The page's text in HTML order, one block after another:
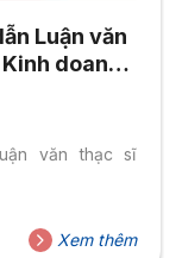
Luận văn
doanh
văn thạc sĩ
Xem thêm